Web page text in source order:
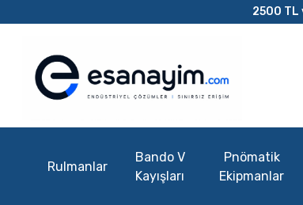
2500 TL
Rulmanlar
Bando V
Kayışları
Pnömatik
Ekipmanlar